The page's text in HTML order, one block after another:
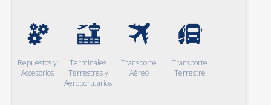
Repuestos y
Accesorios
Terminales
Terrestres y
Aeroportuarios
Transporte
Aéreo
Transporte
Terrestre